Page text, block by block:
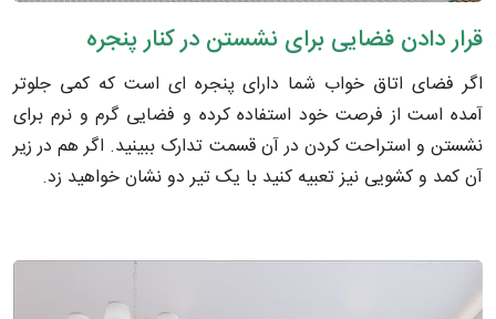
قرار دادن فضایی برای نشستن در کنار پنجره
اگر فضای اتاق خواب شما دارای پنجره ای است که کمی جلوتر
آمده است از فرصت خود استفاده کرده و فضایی گرم و نرم برای
نشستن و استراحت کردن در آن قسمت تدارک ببینید. اگر هم در زیر
آن کمد و کشویی نیز تعبیه کنید با یک تیر دو نشان خواهید زد.